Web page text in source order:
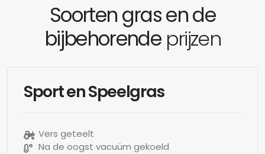
Soorten gras en de
bijbehorendeprijzen
Sport en Speelgras
Vers geteelt
Na de oogst vacuüm gekoeld